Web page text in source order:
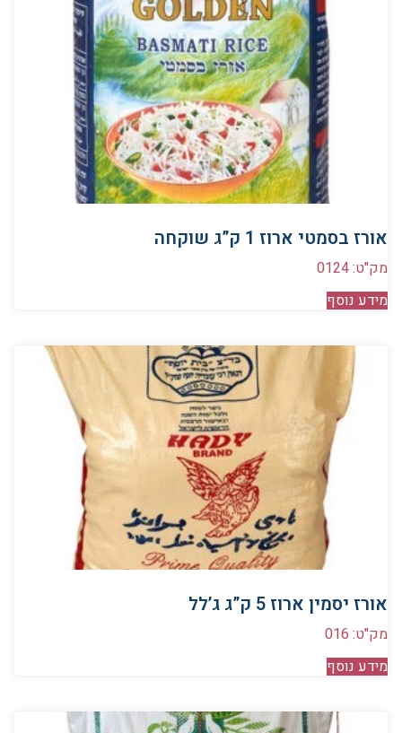
אורז בסמטי ארוז 1 ק”ג שוקחה
מק"ט: 0124
מידע נוסף
אורז יסמין ארוז 5 ק”ג ג’לל
מק"ט: 016
מידע נוסף